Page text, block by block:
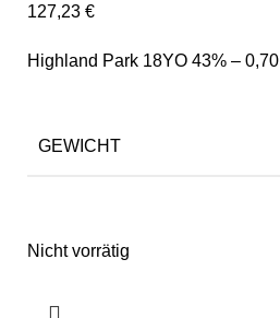
127,23 €
Highland Park 18YO 43% – 0,70 l
GEWICHT
Nicht vorrätig